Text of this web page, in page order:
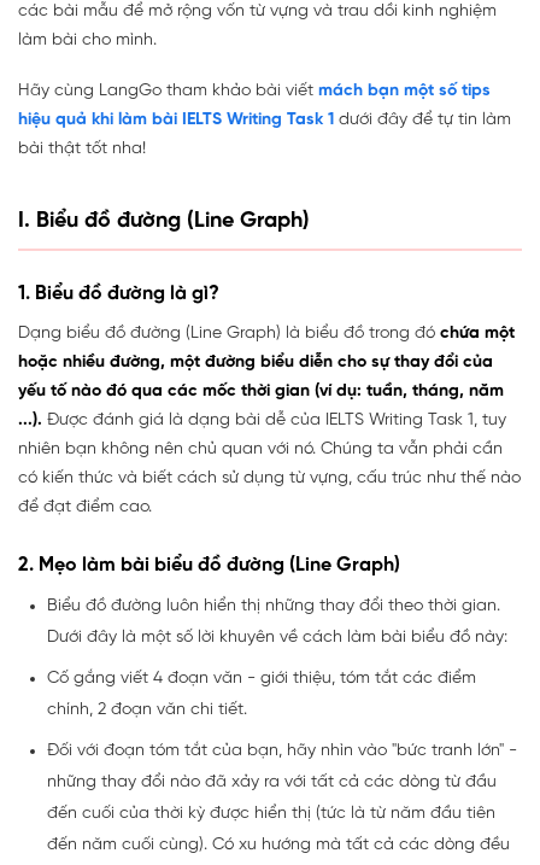
các bài mẫu để mở rộng vốn từ vựng và trau dồi kinh nghiệm
làm bài cho mình.
Hãy cùng LangGo tham khảo bài viết mách bạn một số tips
hiệu quả khi làm bài IELTS Writing Task 1 dưới đây để tự tin làm
bài thật tốt nha!
I. Biểu đồ đường (Line Graph)
1. Biểu đồ đường là gì?
Dạng biểu đồ đường (Line Graph) là biểu đồ trong đó chứa một
hoặc nhiều đường, một đường biểu diễn cho sự thay đổi của
yếu tố nào đó qua các mốc thời gian (ví dụ: tuần, tháng, năm
...). Được đánh giá là dạng bài dễ của IELTS Writing Task 1, tuy
nhiên bạn không nên chủ quan với nó. Chúng ta vẫn phải cần
có kiến thức và biết cách sử dụng từ vựng, cấu trúc như thế nào
để đạt điểm cao.
2. Mẹo làm bài biểu đồ đường (Line Graph)
Biểu đồ đường luôn hiển thị những thay đổi theo thời gian.
Dưới đây là một số lời khuyên về cách làm bài biểu đồ này:
Cố gắng viết 4 đoạn văn - giới thiệu, tóm tắt các điểm
chính, 2 đoạn văn chi tiết.
Đối với đoạn tóm tắt của bạn, hãy nhìn vào "bức tranh lớn" -
những thay đổi nào đã xảy ra với tất cả các dòng từ đầu
đến cuối của thời kỳ được hiển thị (tức là từ năm đầu tiên
đến năm cuối cùng). Có xu hướng mà tất cả các dòng đều